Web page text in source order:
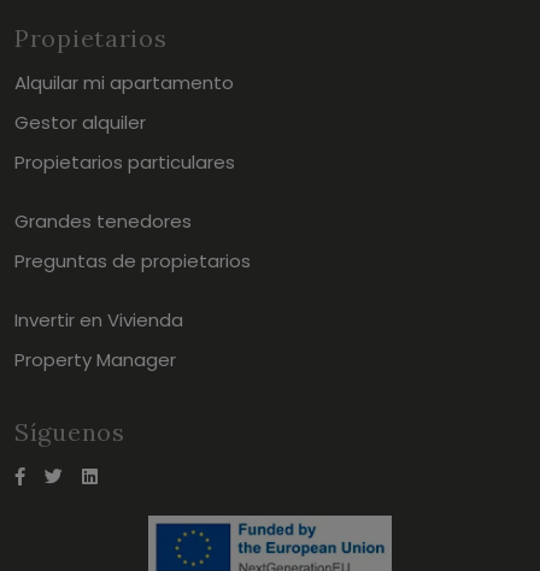
Propietarios
Alquilar mi apartamento
Gestor alquiler
Propietarios particulares
Grandes tenedores
Preguntas de propietarios
Invertir en Vivienda
Property Manager
Síguenos